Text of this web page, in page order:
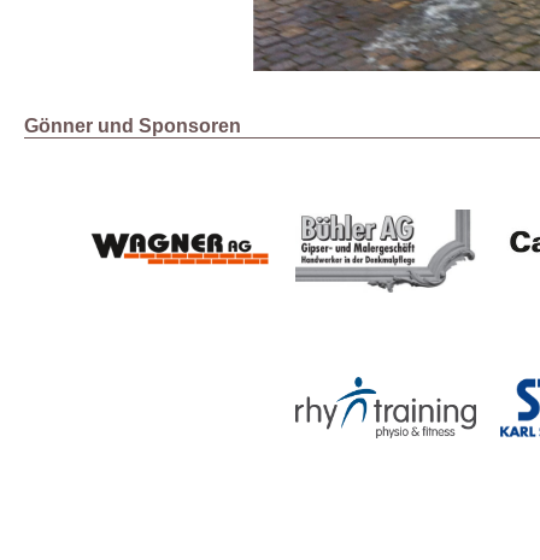
Gönner und Sponsoren